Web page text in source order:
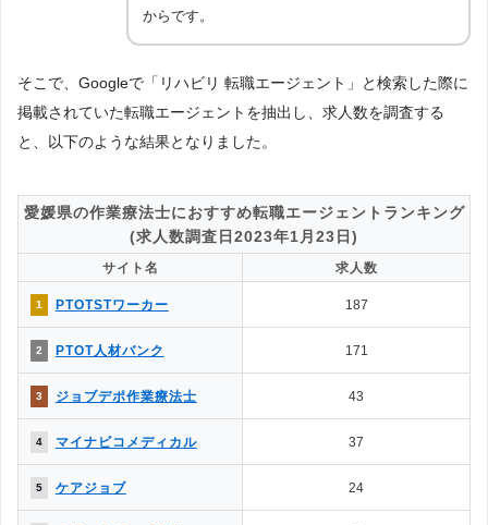
からです。
そこで、Googleで「リハビリ 転職エージェント」と検索した際に
掲載されていた転職エージェントを抽出し、求人数を調査する
と、以下のような結果となりました。
愛媛県の作業療法士におすすめ転職エージェントランキング
(求人数調査日2023年1月23日)
サイト名 求人数
1 PTOTSTワーカー 187
2 PTOT人材バンク 171
3 ジョブデポ作業療法士 43
4 マイナビコメディカル 37
5 ケアジョブ 24